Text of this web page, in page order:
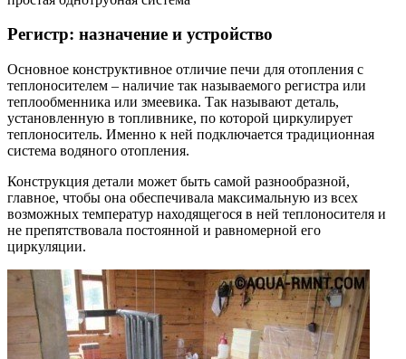
Регистр: назначение и устройство
Основное конструктивное отличие печи для отопления с
теплоносителем – наличие так называемого регистра или
теплообменника или змеевика. Так называют деталь,
установленную в топливнике, по которой циркулирует
теплоноситель. Именно к ней подключается традиционная
система водяного отопления.
Конструкция детали может быть самой разнообразной,
главное, чтобы она обеспечивала максимальную из всех
возможных температур находящегося в ней теплоносителя и
не препятствовала постоянной и равномерной его
циркуляции.